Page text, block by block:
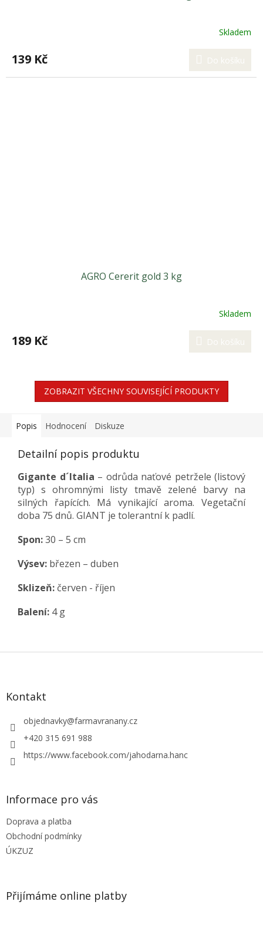
Skladem
139 Kč Do košíku
AGRO Cererit gold 3 kg
Skladem
189 Kč Do košíku
ZOBRAZIT VŠECHNY SOUVISEJÍCÍ PRODUKTY
Popis Hodnocení Diskuze
Detailní popis produktu
Gigante d´Italia – odrůda naťové petržele (listový
typ) s ohromnými listy tmavě zelené barvy na
silných řapících. Má vynikající aroma. Vegetační
doba 75 dnů. GIANT je tolerantní k padlí.
Spon:30 – 5 cm
Výsev: březen – duben
Sklizeň: červen - říjen
Balení: 4 g
Z
Kontakt
objednavky@farmavranany.cz
+420 315 691 988
https://www.facebook.com/jahodarna.hanc
Informace pro vás
Doprava a platba
Obchodní podmínky
ÚKZUZ
Přijímáme online platby